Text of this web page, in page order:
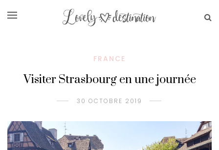
FRANCE
Visiter Strasbourg en une journée
30 OCTOBRE 2019